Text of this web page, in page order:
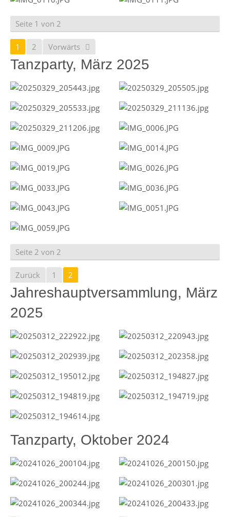
Seite 1 von 2
1 2 Vorwärts
Tanzparty, März 2025
Seite 2 von 2
Zurück 1 2
Jahreshauptversammlung, März
2025
Tanzparty, Oktober 2024